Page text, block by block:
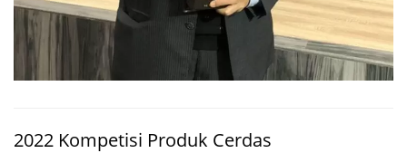
2022 Kompetisi Produk Cerdas